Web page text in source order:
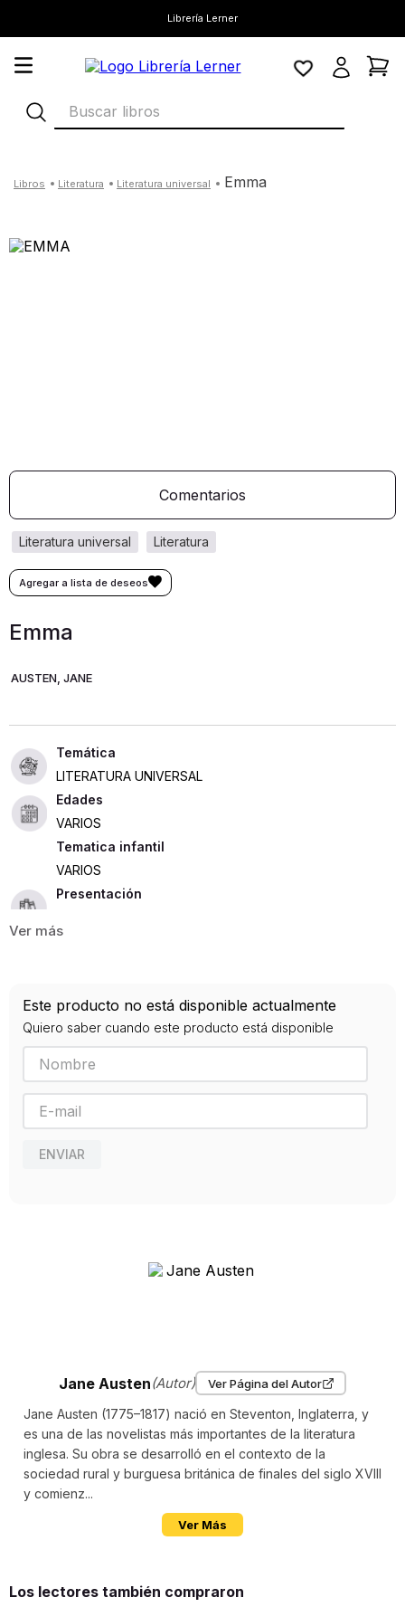
Librería Lerner
Buscar libros
literatura literatura universal emma
Comentarios
literatura
literatura universal
Emma
AUSTEN, JANE
LITERATURA UNIVERSAL
Edades
VARIOS
Tematica infantil
VARIOS
Presentación
9788494513787
Editorial
BIBLOK BOOK EXPORT
Año de publicación
2018
Este producto no está disponible actualmente
Quiero saber cuando este producto está disponible
ENVIAR
Jane Austen(Autor) Ver Página del Autor
Jane Austen (1775–1817) nació en Steventon, Inglaterra, y
es una de las novelistas más importantes de la literatura
inglesa. Su obra se desarrolló en el contexto de la
sociedad rural y burguesa británica de finales del siglo XVIII
y comienz...
Ver Más
Los lectores también compraron